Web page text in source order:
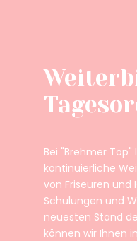
Bei "Brehmer
kontinuierliche
von Friseuren
Schulungen und
neuesten Stand
können wir Ihnen